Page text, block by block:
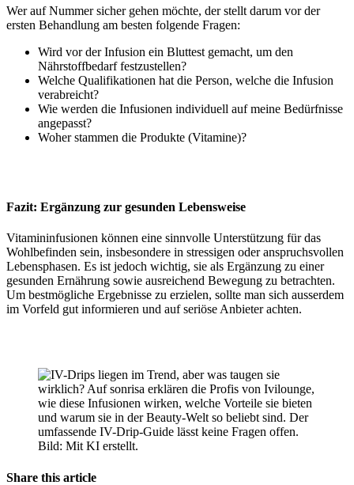
Wer auf Nummer sicher gehen möchte, der stellt darum vor der
ersten Behandlung am besten folgende Fragen:
Wird vor der Infusion ein Bluttest gemacht, um den
Nährstoffbedarf festzustellen?
Welche Qualifikationen hat die Person, welche die Infusion
verabreicht?
Wie werden die Infusionen individuell auf meine Bedürfnisse
angepasst?
Woher stammen die Produkte (Vitamine)?
Fazit: Ergänzung zur gesunden Lebensweise
Vitamininfusionen können eine sinnvolle Unterstützung für das
Wohlbefinden sein, insbesondere in stressigen oder anspruchsvollen
Lebensphasen. Es ist jedoch wichtig, sie als Ergänzung zu einer
gesunden Ernährung sowie ausreichend Bewegung zu betrachten.
Um bestmögliche Ergebnisse zu erzielen, sollte man sich ausserdem
im Vorfeld gut informieren und auf seriöse Anbieter achten.
Bild: Mit KI erstellt.
Share this article